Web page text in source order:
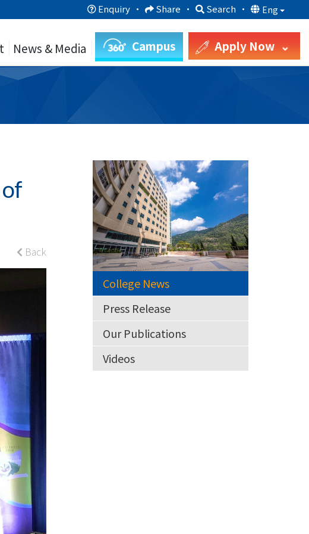
Enquiry · Share · Search · Eng
News & Media Campus Apply Now
Back
College News
Press Release
Our Publications
Videos